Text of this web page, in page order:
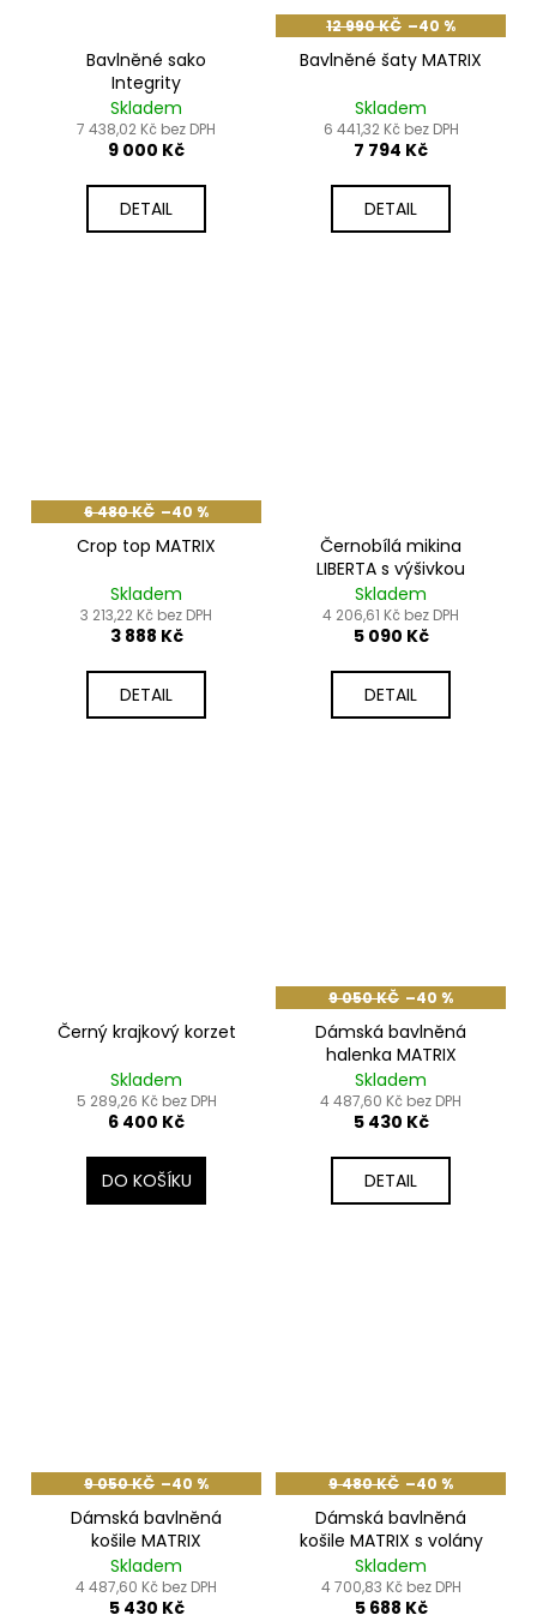
Bavlněné sako
Integrity
Skladem
7 438,02 Kč bez DPH
9 000 Kč
DETAIL
12 990 KČ –40 %
Bavlněné šaty MATRIX
Skladem
6 441,32 Kč bez DPH
7 794 Kč
DETAIL
6 480 KČ –40 %
Crop top MATRIX
Skladem
3 213,22 Kč bez DPH
3 888 Kč
DETAIL
Černobílá mikina
LIBERTA s výšivkou
Skladem
4 206,61 Kč bez DPH
5 090 Kč
DETAIL
Černý krajkový korzet
Skladem
5 289,26 Kč bez DPH
6 400 Kč
DO KOŠÍKU
9 050 KČ –40 %
Dámská bavlněná
halenka MATRIX
Skladem
4 487,60 Kč bez DPH
5 430 Kč
DETAIL
9 050 KČ –40 %
Dámská bavlněná
košile MATRIX
Skladem
4 487,60 Kč bez DPH
5 430 Kč
9 480 KČ –40 %
Dámská bavlněná
košile MATRIX s volány
Skladem
4 700,83 Kč bez DPH
5 688 Kč